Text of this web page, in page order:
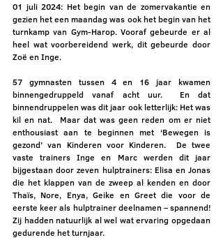
01 juli 2024: Het begin van de zomervakantie en
gezien het een maandag was ook het begin van het
turnkamp van Gym-Harop. Vooraf gebeurde er al
heel wat voorbereidend werk, dit gebeurde door
Zoë en Inge.
57 gymnasten tussen 4 en 16 jaar kwamen
binnengedruppeld vanaf acht uur.  En dat
binnendruppelen was dit jaar ook letterlijk: Het was
kil en nat.  Maar dat was geen reden om er niet
enthousiast aan te beginnen met ‘Bewegen is
gezond’ van Kinderen voor Kinderen.  De twee
vaste trainers Inge en Marc werden dit jaar
bijgestaan door zeven hulptrainers: Elisa en Jonas
die het klappen van de zweep al kenden en door
Thaïs, Nore, Enya, Geike en Greet die voor de
eerste keer als hulptrainer deelnamen – spannend!
Zij hadden natuurlijk al wel wat ervaring opgedaan
gedurende het turnjaar.